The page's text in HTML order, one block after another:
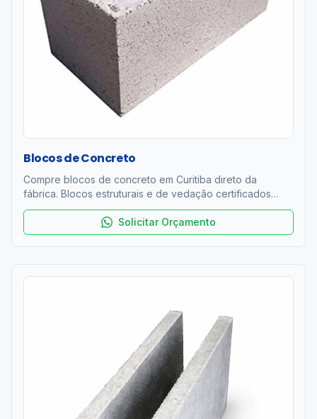
Blocos de Concreto
Compre blocos de concreto em Curitiba direto da
fábrica. Blocos estruturais e de vedação certificados
ABNT NBR 6136. Resistência 4 a 12 MPa. Entrega rápida
na RMC. Orçamento grátis!Solicitar Orçamento